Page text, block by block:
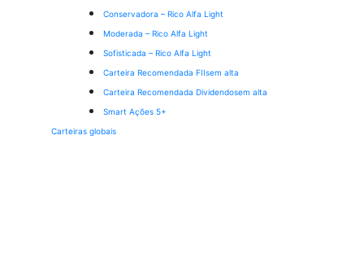
Conservadora – Rico Alfa Light
Moderada – Rico Alfa Light
Sofisticada – Rico Alfa Light
Carteira Recomendada FIIsem alta
Carteira Recomendada Dividendosem alta
Smart Ações 5+
Carteiras globais